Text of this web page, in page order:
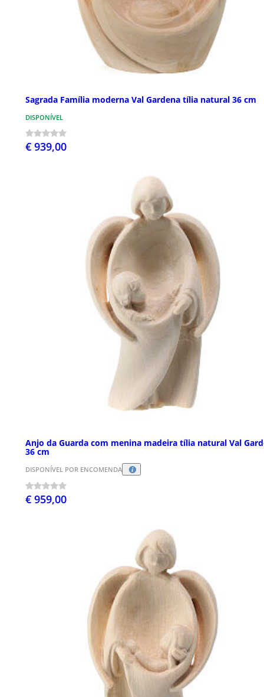
Sagrada Família moderna Val Gardena tília natural 36 cm
DISPONÍVEL
€ 939,00
Anjo da Guarda com menina madeira tília natural Val
36 cm
DISPONÍVEL POR ENCOMENDA
€ 959,00